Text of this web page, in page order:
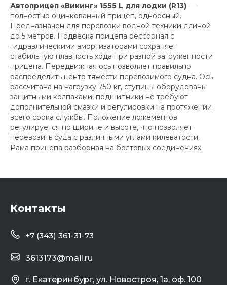
Автоприцеп «Викинг» 1555 L для лодки (R13) —
полностью оцинкованный прицеп, одноосный.
Предназначен для перевозки водной техники длиной
до 5 метров. Подвеска прицепа рессорная c
гидравлическими амортизаторами сохраняет
стабильную плавность хода при разной загруженности
прицепа. Передвижная ось позволяет правильно
распределить центр тяжести перевозимого судна. Ось
рассчитана на нагрузку 750 кг, ступицы оборудованы
защитными колпаками, подшипники не требуют
дополнительной смазки и регулировки на протяжении
всего срока службы. Положение ложементов
регулируется по ширине и высоте, что позволяет
перевозить суда с различными углами килеватости.
Рама прицепа разборная на болтовых соединениях.
Контакты
+7 (343) 361-31-73
г. Екатеринбург, ул. Новостроя, 1а, оф. 100
3613173@mail.ru